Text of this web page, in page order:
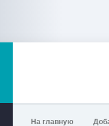
На главную